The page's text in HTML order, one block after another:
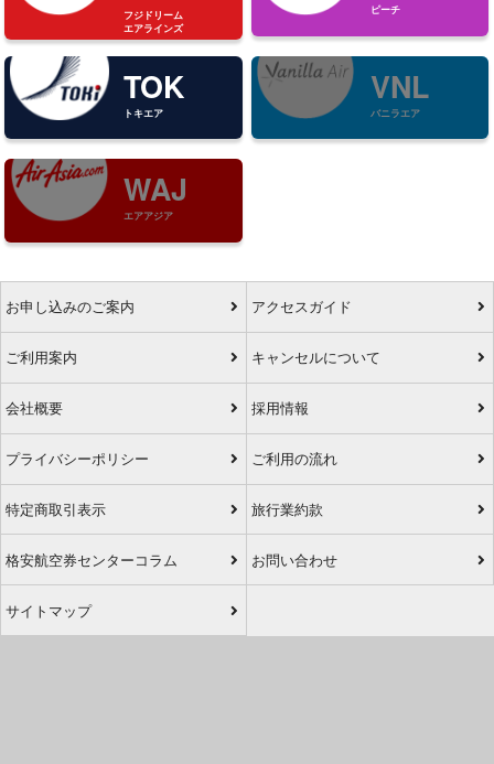
フジドリーム
エアラインズ
ピーチ
TOK
トキエア
VNL
バニラエア
WAJ
エアアジア
お申し込みのご案内 アクセスガイド
ご利用案内 キャンセルについて
会社概要 採用情報
プライバシーポリシー ご利用の流れ
特定商取引表示 旅行業約款
格安航空券センターコラム お問い合わせ
サイトマップ